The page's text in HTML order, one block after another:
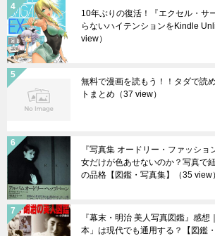
10年ぶりの復活！『エクセル・サ
らないハイテンションをKindle
view）
無料で漫画を読もう！！タダで読
トまとめ （37 view）
『写真集 オードリー・ファッシ
女だけが色あせないのか？写真で
の品格【図鑑・写真集】
（35 view）
『幕末・明治 美人写真図鑑』感想
本」は現代でも通用する？【図鑑・